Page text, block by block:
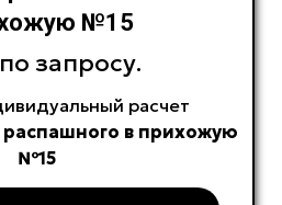
№15
запросу.
расчет
в прихожую
№15